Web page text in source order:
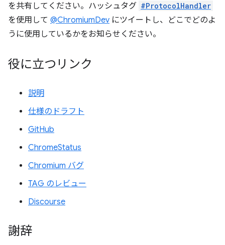
を共有してください。ハッシュタグ #ProtocolHandler
を使用して @ChromiumDev にツイートし、どこでどのよ
うに使用しているかをお知らせください。
役に立つリンク
説明
仕様のドラフト
GitHub
ChromeStatus
Chromium バグ
TAG のレビュー
Discourse
謝辞